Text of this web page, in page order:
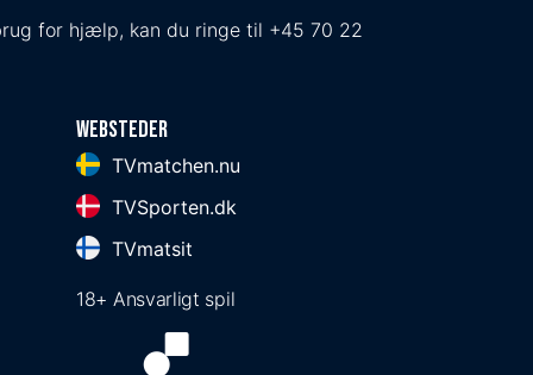
for hjælp, kan du ringe til +45 70 22
Websteder
TVmatchen.nu
TVSporten.dk
TVmatsit
18+ Ansvarligt spil